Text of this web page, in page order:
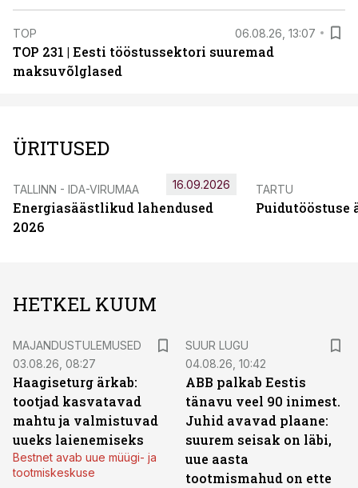
TOP 06.08.26, 13:07
TOP 231 | Eesti tööstussektori suuremad
maksuvõlglased
ÜRITUSED
TALLINN - IDA-VIRUMAA
Energiasäästlikud lahendused
2026
16.09.2026 TARTU
Puidutööstuse
HETKEL KUUM
MAJANDUSTULEMUSED
03.08.26, 08:27
Haagiseturg ärkab:
tootjad kasvatavad
mahtu ja valmistuvad
uueks laienemiseks
Bestnet avab uue müügi- ja
tootmiskeskuse
SUUR LUGU
04.08.26, 10:42
ABB palkab Eestis
tänavu veel 90 inimest.
Juhid avavad plaane:
suurem seisak on läbi,
uue aasta
tootmismahud on ette